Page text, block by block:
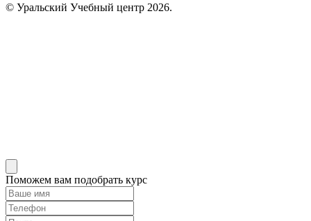
© Уральский Учебный центр 2026.
Поможем вам подобрать курс